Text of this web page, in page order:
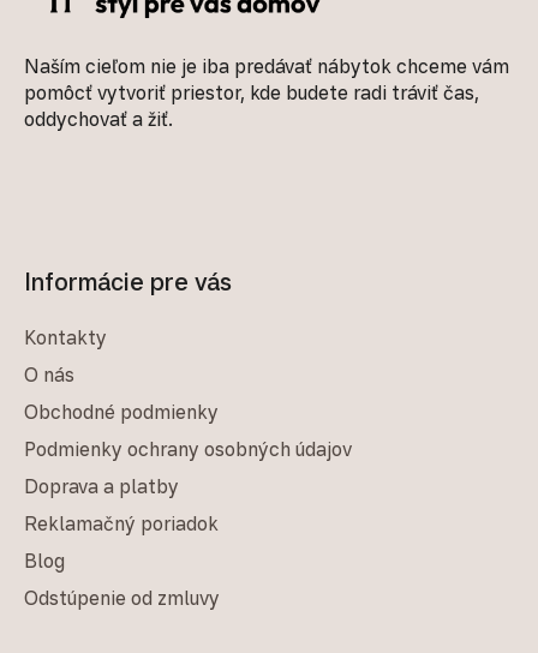
Naším cieľom nie je iba predávať nábytok chceme vám
pomôcť vytvoriť priestor, kde budete radi tráviť čas,
oddychovať a žiť.
Informácie pre vás
Kontakty
O nás
Obchodné podmienky
Podmienky ochrany osobných údajov
Doprava a platby
Reklamačný poriadok
Blog
Odstúpenie od zmluvy